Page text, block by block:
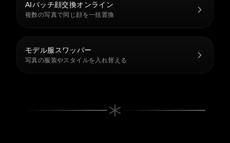
AIバッチ顔交換オンライン
複数の写真で同じ顔を一括置換
モデル服スワッパー
写真の服装やスタイルを入れ替える